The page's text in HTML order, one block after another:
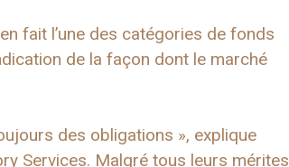
fait l’une des catégories de fonds
de la façon dont le marché
des obligations », explique
Services. Malgré tous leurs mérites